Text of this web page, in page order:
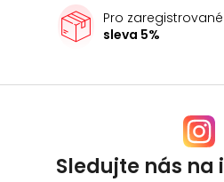
Pro
sleva 5%
Sledujte nás